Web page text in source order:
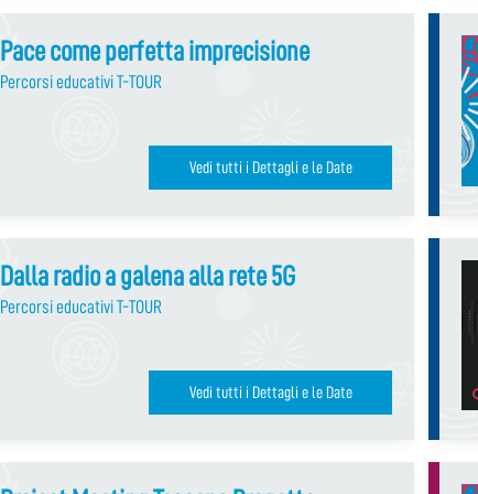
Pace come perfetta imprecisione
Percorsi educativi T-TOUR
Vedi tutti i Dettagli e le Date
Dalla radio a galena alla rete 5G
Percorsi educativi T-TOUR
Vedi tutti i Dettagli e le Date